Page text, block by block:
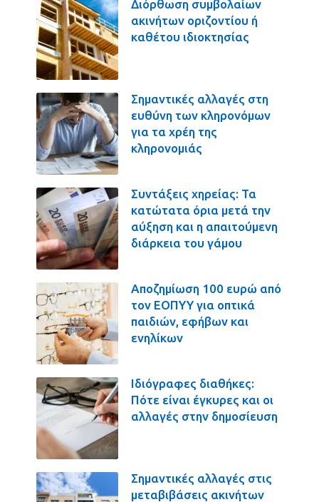
Διόρθωση συμβολαίων
ακινήτων οριζοντίου ή
καθέτου ιδιοκτησίας
Σημαντικές αλλαγές στη
ευθύνη των κληρονόμων
για τα χρέη της
κληρονομιάς
Συντάξεις χηρείας: Τα
κατώτατα όρια μετά την
αύξηση και η απαιτούμενη
διάρκεια του γάμου
Αποζημίωση 100 ευρώ από
τον ΕΟΠΥΥ για οπτικά
παιδιών, εφήβων και
ενηλίκων
Ιδιόγραφες διαθήκες:
Πότε είναι έγκυρες και οι
αλλαγές στην δημοσίευση
Σημαντικές αλλαγές στις
μεταβιβάσεις ακινήτων